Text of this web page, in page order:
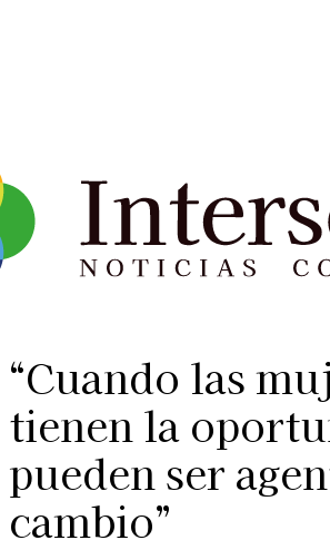
“Cuando las
tienen la
pueden ser
cambio”